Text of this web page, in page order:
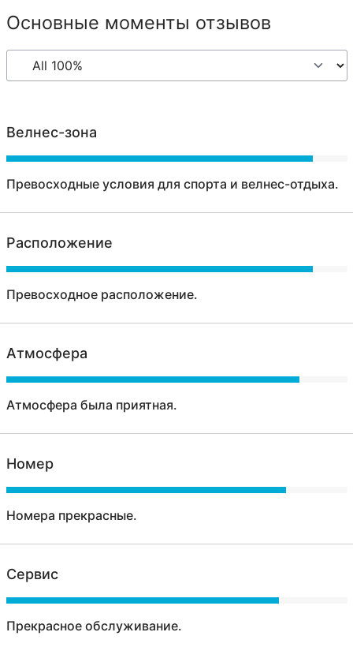
Основные моменты отзывов
Велнес-зона
Превосходные условия для спорта и велнес-отдыха.
Расположение
Превосходное расположение.
Атмосфера
Атмосфера была приятная.
Номер
Номера прекрасные.
Сервис
Прекрасное обслуживание.